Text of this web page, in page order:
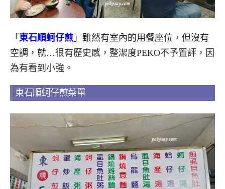
「 東石順蚵仔煎 」雖然有室內的用餐座位，但沒有
空調，就…很有歷史感，整潔度PEKO不予置評，因
為有看到小強。
東石順蚵仔煎菜單